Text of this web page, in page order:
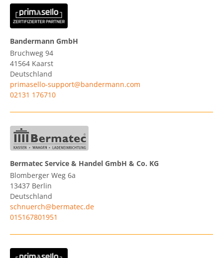
Bandermann GmbH
Bruchweg 94
41564 Kaarst
Deutschland
primasello-support@bandermann.com
02131 176710
Bermatec Service & Handel GmbH & Co. KG
Blomberger Weg 6a
13437 Berlin
Deutschland
schnuerch@bermatec.de
015167801951